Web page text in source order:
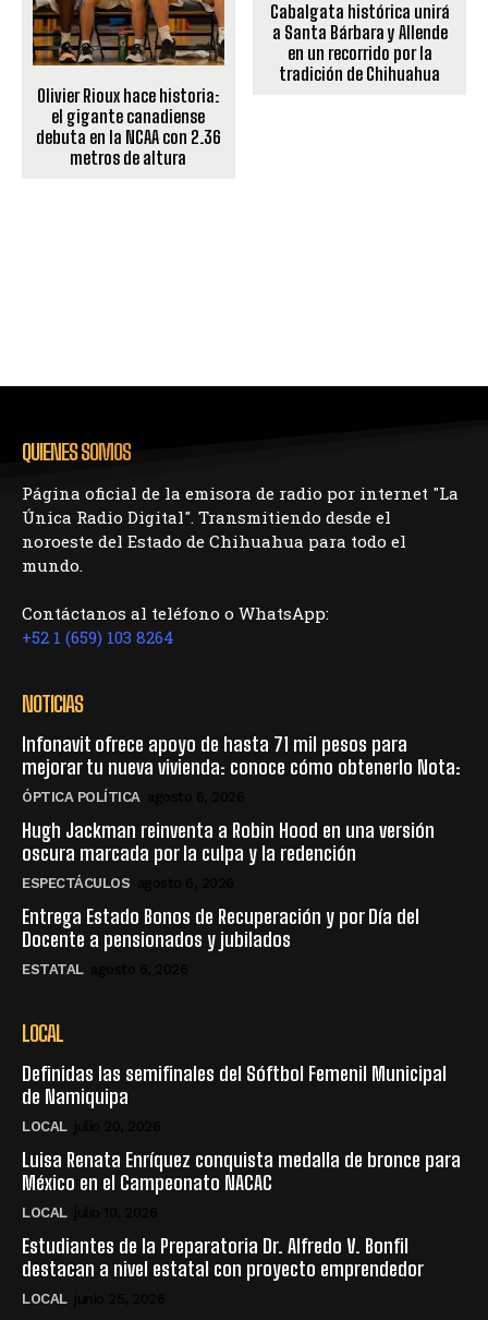
Olivier Rioux hace historia:
el gigante canadiense
debuta en la NCAA con 2.36
metros de altura
Cabalgata histórica unirá
a Santa Bárbara y Allende
en un recorrido por la
tradición de Chihuahua
QUIENES SOMOS
Página oficial de la emisora de radio por internet "La
Única Radio Digital". Transmitiendo desde el
noroeste del Estado de Chihuahua para todo el
mundo.
Contáctanos al teléfono o WhatsApp:
+52 1 (659) 103 8264
NOTICIAS
Infonavit ofrece apoyo de hasta 71 mil pesos para
mejorar tu nueva vivienda: conoce cómo obtenerlo Nota:
ÓPTICA POLÍTICA
Hugh Jackman reinventa a Robin Hood en una versión
oscura marcada por la culpa y la redención
ESPECTÁCULOS
Entrega Estado Bonos de Recuperación y por Día del
Docente a pensionados y jubilados
ESTATAL
LOCAL
Definidas las semifinales del Sóftbol Femenil Municipal
de Namiquipa
LOCAL
Luisa Renata Enríquez conquista medalla de bronce para
México en el Campeonato NACAC
LOCAL
Estudiantes de la Preparatoria Dr. Alfredo V. Bonfil
destacan a nivel estatal con proyecto emprendedor
LOCAL